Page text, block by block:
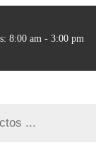
8:00 am - 3:00 pm